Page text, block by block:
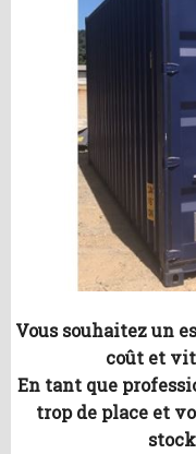
Vous souhaitez un
coût et
En tant que
trop de place et